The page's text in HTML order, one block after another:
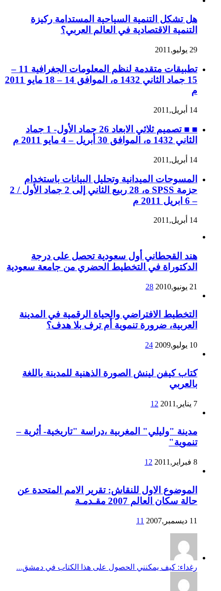
هل تشكل التنمية السياحية المستدامة ركيزة
التنمية الاقتصادية في العالم العربي؟
29 يوليو,2011
تطبيقات متقدمة لنظم المعلومات الجغرافية 11 –
15 جماد الثاني 1432 ه، الموافق 14 – 18 مايو 2011
م
14 أبريل,2011
■ ■ تصميم ثلاثي الابعاد 26 جماد الأول- 1 جماد
الثاني 1432 ه، الموافق 30 أبريل – 4 مايو 2011 م
14 أبريل,2011
المسوحات الميدانية وتحليل البيانات باستخدام
حزمة SPSS ه، 28 ربيع الثاني إلى 2 جماد الأول / 2
– 6 ابريل 2011 م
14 أبريل,2011
هند القحطاني أول سعودية تحصل على درجة
الدكتوراة في التخطيط الحضري من جامعة سعودية
21 يونيو,2010 28
التخطيط الافتراضي والحياة الرقمية في المدينة
العربية، ضرورة تنموية أم ترف بلا هدف؟
10 يوليو,2009 24
كتاب كيفن لينش الصورة الذهنية للمدينة باللغة
بالعربي
7 يناير,2011 12
مدينة "وليلي" المغربية ،دراسة "تاريخية- أثرية –
تنموية"
8 فبراير,2011 12
الموضوع الاول للنقاش: تقرير الامم المتحدة عن
حالة سكان العالم 2007 مقـدمـة
11 ديسمبر,2007 11
رغداء: كيف يمكنني الحصول على هذا الكتاب في دمشق...